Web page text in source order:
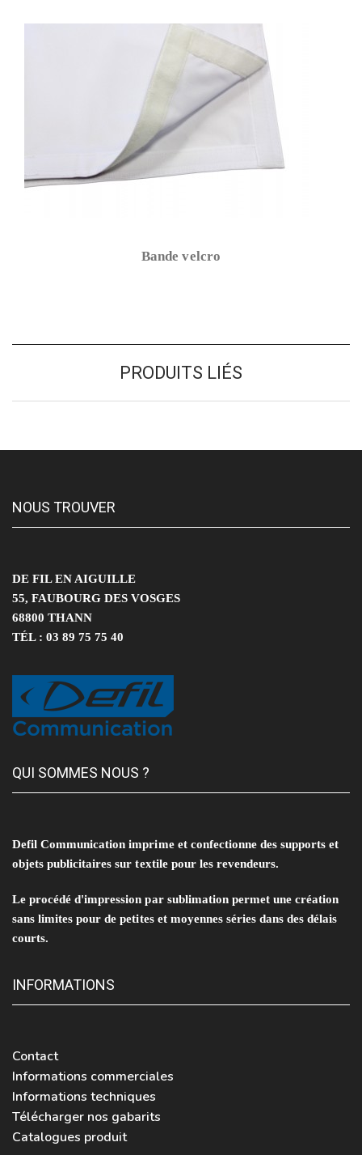
Bande velcro
PRODUITS LIÉS
NOUS TROUVER
DE FIL EN AIGUILLE
55, FAUBOURG DES VOSGES
68800 THANN
TÉL : 03 89 75 75 40
QUI SOMMES NOUS ?
Defil Communication imprime et confectionne des supports et
objets publicitaires sur textile pour les revendeurs.
Le procédé d'impression par sublimation permet une création
sans limites pour de petites et moyennes séries dans des délais
courts.
INFORMATIONS
Contact
Informations commerciales
Informations techniques
Télécharger nos gabarits
Catalogues produit